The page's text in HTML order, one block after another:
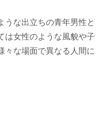
うな出立ちの青年男性と
は女性のような風貌や子
々な場面で異なる人間に